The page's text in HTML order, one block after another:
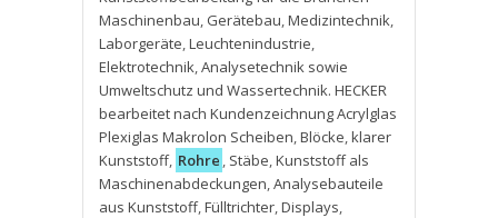
Maschinenbau, Gerätebau,Medizintechnik,
Laborgeräte,Leuchtenindustrie,
Elektrotechnik,Analysetechnik sowie
Umweltschutz und Wassertechnik. HECKER
bearbeitet nach Kundenzeichnung Acrylglas
Plexiglas Makrolon Scheiben,Blöcke,klarer
Kunststoff, Rohre , Stäbe,Kunststoff als
Maschinenabdeckungen,Analysebauteile
aus Kunststoff,Fülltrichter,Displays,